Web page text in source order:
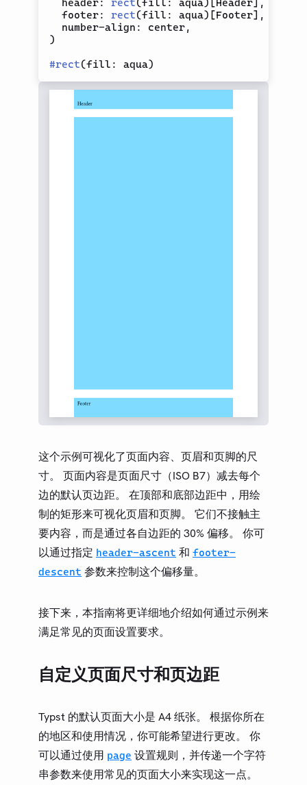
  header
: rect(fill : aqua) [Header] ,
  footer
: rect(fill : aqua) [Footer] ,
  number-align
: center,
)
#rect(fill : aqua)
这个示例可视化了页面内容、页眉和页脚的尺
寸。 页面内容是页面尺寸（ISO B7）减去每个
边的默认页边距。 在顶部和底部边距中，用绘
制的矩形来可视化页眉和页脚。 它们不接触主
要内容，而是通过各自边距的 30% 偏移。 你可
以通过指定 header-ascent 和 footer-
descent 参数来控制这个偏移量。
接下来，本指南将更详细地介绍如何通过示例来
满足常见的页面设置要求。
自定义页面尺寸和页边距
Typst 的默认页面大小是 A4 纸张。 根据你所在
的地区和使用情况，你可能希望进行更改。 你
可以通过使用 page 设置规则，并传递一个字符
串参数来使用常见的页面大小来实现这一点。